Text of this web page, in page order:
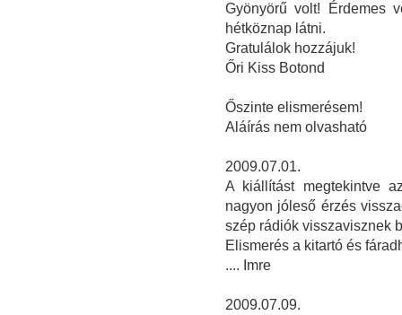
Gyönyörű volt! Érdemes
hétköznap látni.
Gratulálok hozzájuk!
Őri Kiss Botond
Őszinte elismerésem!
Aláírás nem olvasható
2009.07.01.
A kiállítást megtekintve
nagyon jóleső érzés
szép rádiók visszavisznek
Elismerés a kitartó és
.... Imre
2009.07.09.